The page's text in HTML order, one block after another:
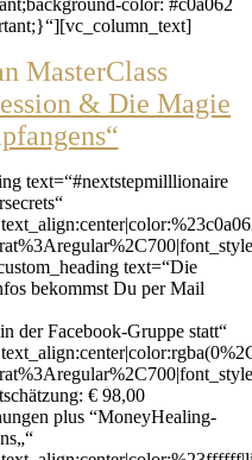
MasterClass
& Die Magie
text=“#nextstepmilllionaire
text=“Die
bekommst Du per Mail
der Facebook-Gruppe statt“
€ 98,00
plus “MoneyHealing-